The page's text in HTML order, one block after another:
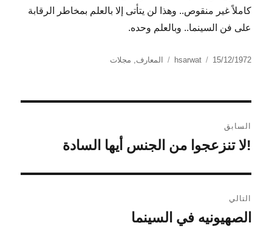
كاملاً غير منقوص.. وهذا لن يتأتى إلا بالعلم بمخاطر الرقابة
على فن السينما.. وبالعلم وحده.
الكاتب hsarwat
نُشرت 15/12/1972 التصنيفات
المعارف, مجلات
المقالات
السابق
المقالة
!لا تنزعجوا من الجنس أيها السادة
التالي
المقالة
الصهيونيه في السينما